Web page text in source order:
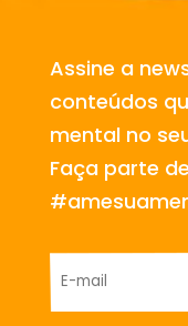
Assine a
conteúdos
mental no
Faça parte